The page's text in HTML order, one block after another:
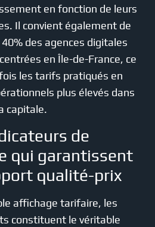
en fonction de leurs
Il convient également de
des agences digitales
en Île-de-France, ce
les tarifs pratiqués en
plus élevés dans
capitale.
de
qui garantissent
qualité-prix
affichage tarifaire, les
constituent le véritable